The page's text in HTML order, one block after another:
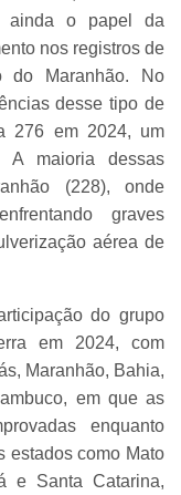
ainda o papel da
nos registros de
do Maranhão. No
desse tipo de
276 em 2024, um
A maioria dessas
(228), onde
graves
aérea de
do grupo
em 2024, com
Maranhão, Bahia,
em que as
enquanto
estados como Mato
e Santa Catarina,